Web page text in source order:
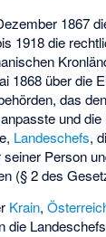
1867
1918 die
1868 über die
das
und die
Landeschefs,
Person
(§ 2 des
Krain,
die